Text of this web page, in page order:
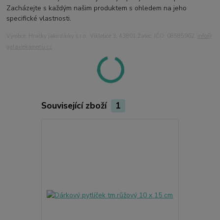
Zacházejte s každým našim produktem s ohledem na jeho
specifické vlastnosti.
Výrobce: Hračky jako dárky s.r.o., Vikletice 3, 43801 Žatec, IČO: 08585962,
info@
galaxiekamenu.cz
Související zboží 1